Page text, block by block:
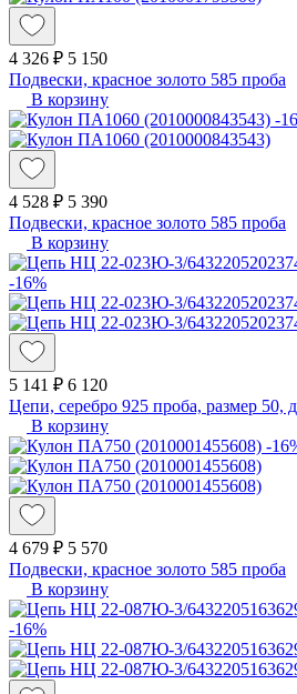
4 326 ₽ 5 150
Подвески, красное золото 585 проба
В корзину
-
4 528 ₽ 5 390
Подвески, красное золото 585 проба
В корзину
-16%
5 141 ₽ 6 120
Цепи, серебро 925 проба, размер 50,
В корзину
-
4 679 ₽ 5 570
Подвески, красное золото 585 проба
В корзину
-16%